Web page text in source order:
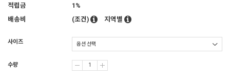
적립금
1%
배송비
(조건) 지역별
사이즈
수량